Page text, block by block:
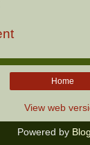
Home
View web
Powered by